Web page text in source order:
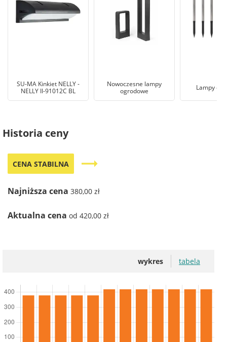
SU-MA Kinkiet NELLY -
NELLY II-91012C BL
Nowoczesne lampy
ogrodowe
Lampy
Historia ceny
CENA STABILNA trending_flat
Najniższa cena 380,00 zł
Aktualna cena od 420,00 zł
wykres tabela